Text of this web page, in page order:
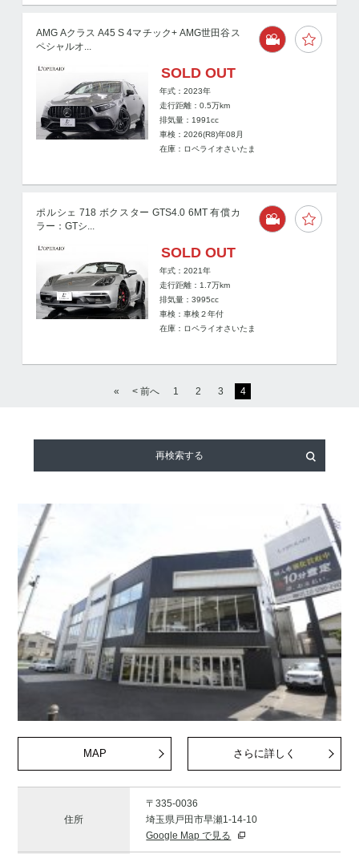
AMG Aクラス A45 S 4マチック+ AMG世田谷ス
ペシャルオ...
SOLD OUT
年式：2023年
走行距離：0.5万km
排気量：1991cc
車検：2026(R8)年08月
在庫：ロペライオさいたま
ポルシェ 718 ボクスター GTS4.0 6MT 有償カ
ラー：GTシ...
SOLD OUT
年式：2021年
走行距離： 1.7万km
排気量：3995cc
車検：車検２年付
在庫：ロペライオさいたま
« < 前へ 1 2 3 4
再検索する
MAP さらに詳しく
住所
〒335-0036
埼玉県戸田市早瀬1-14-10
Google Map で見る